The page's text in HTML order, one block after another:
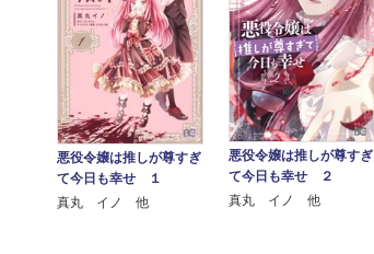
悪役令嬢は推しが尊すぎ
て今日も幸せ １
真丸 イノ 他
悪役令嬢は推しが尊すぎ
て今日も幸せ ２
真丸 イノ 他